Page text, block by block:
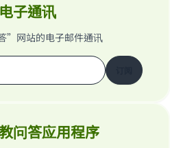
电子通讯
”网站的电子邮件通讯
问答应用程序